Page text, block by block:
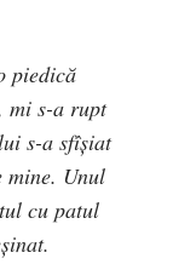
piedică
mi s-a rupt
s-a sfîşiat
mine. Unul
cu patul